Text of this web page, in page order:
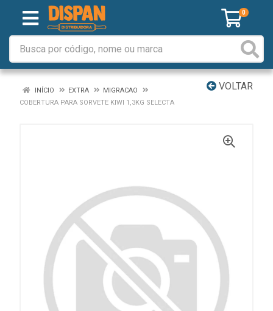
0
VOLTAR
INÍCIO EXTRA
MIGRACAO
COBERTURA PARA SORVETE KIWI 1,3KG SELECTA